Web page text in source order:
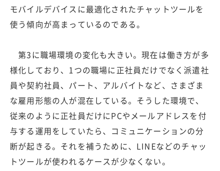
モバイルデバイスに最適化されたチャットツールを
使う傾向が高まっているのである。
第3に職場環境の変化も大きい。現在は働き方が多
様化しており、1つの職場に正社員だけでなく派遣社
員や契約社員、パート、アルバイトなど、さまざま
な雇用形態の人が混在している。そうした環境で、
従来のように正社員だけにPCやメールアドレスを付
与する運用をしていたら、コミュニケーションの分
断が起きる。それを補うために、LINEなどのチャッ
トツールが使われるケースが少なくない。